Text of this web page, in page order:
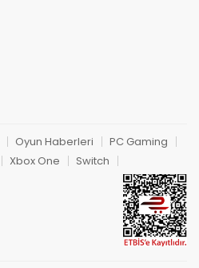
Oyun Haberleri
PC Gaming
Xbox One Switch